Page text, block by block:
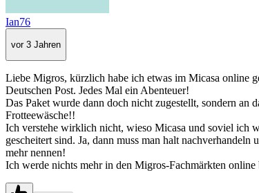
Ian76
vor 3 Jahren
Liebe Migros, kürzlich habe ich etwas im Micasa online
Deutschen Post. Jedes Mal ein Abenteuer!
Das Paket wurde dann doch nicht zugestellt, sondern an
Frotteewäsche!!
Ich verstehe wirklich nicht, wieso Micasa und soviel ich
gescheitert sind. Ja, dann muss man halt
mehr nennen!
Ich werde nichts mehr in den Migros-Fachmärkten